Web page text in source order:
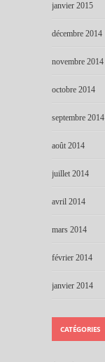
janvier 2015
décembre 2014
novembre 2014
octobre 2014
septembre 2014
août 2014
juillet 2014
avril 2014
mars 2014
février 2014
janvier 2014
CATÉGORIES